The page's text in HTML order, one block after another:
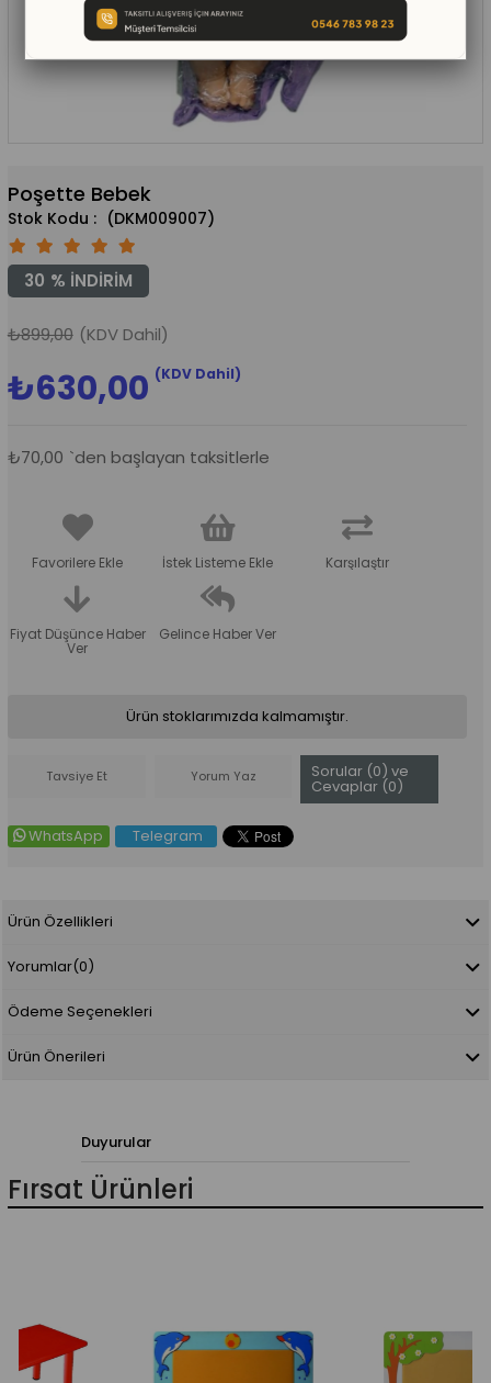
Poşette Bebek
(DKM009007)
%
30 İNDIRIM
₺899,00 (KDV Dahil)
₺630,00 (KDV Dahil)
₺70,00 `den başlayan taksitlerle
Favorilere Ekle İstek Listeme Ekle Karşılaştır
Fiyat Düşünce Haber
Ver
Gelince Haber Ver
Ürün stoklarımızda kalmamıştır.
Tavsiye Et Yorum Yaz Sorular (0) ve
Cevaplar (0)
WhatsApp Telegram
Ürün Özellikleri
Yorumlar(0)
Ödeme Seçenekleri
Ürün Önerileri
Duyurular
Fırsat Ürünleri